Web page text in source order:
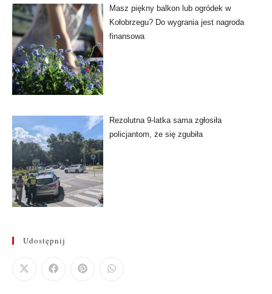
Masz piękny balkon lub ogródek w
Kołobrzegu? Do wygrania jest nagroda
finansowa
Rezolutna 9-latka sama zgłosiła
policjantom, że się zgubiła
Udostępnij